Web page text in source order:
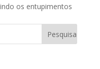
os entupimentos